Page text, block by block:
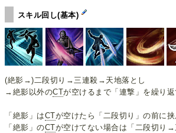
スキル回し(基本)
(絶影→)二段切り→三連殺→天地落とし
→絶影以外のCTが空けるまで「連撃」を繰り返
「絶影」はCTが空けたら「二段切り」の前に挟
「絶影」のCTが空けてない場合は「二段切り